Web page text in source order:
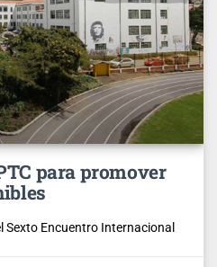
para promover
Sexto Encuentro Internacional